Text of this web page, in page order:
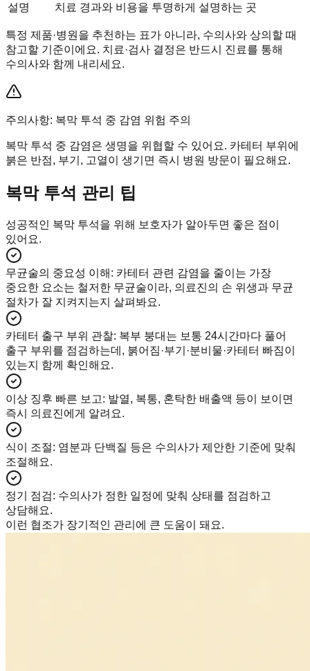
설명
치료 경과와 비용을 투명하게 설명하는 곳
특정 제품·병원을 추천하는 표가 아니라, 수의사와 상의할 때
참고할 기준이에요. 치료·검사 결정은 반드시 진료를 통해
수의사와 함께 내리세요.
주의사항: 복막 투석 중 감염 위험 주의
복막 투석 중 감염은 생명을 위협할 수 있어요. 카테터 부위에
붉은 반점, 부기, 고열이 생기면 즉시 병원 방문이 필요해요.
복막 투석 관리 팁
성공적인 복막 투석을 위해 보호자가 알아두면 좋은 점이
있어요.
무균술의 중요성 이해 : 카테터 관련 감염을 줄이는 가장
중요한 요소는 철저한 무균술이라, 의료진의 손 위생과 무균
절차가 잘 지켜지는지 살펴봐요.
카테터 출구 부위 관찰: 복부 붕대는 보통 24시간마다 풀어
출구 부위를 점검하는데, 붉어짐·부기·분비물·카테터 빠짐이
있는지 함께 확인해요.
이상 징후 빠른 보고: 발열, 복통, 혼탁한 배출액 등이 보이면
즉시 의료진에게 알려요.
식이 조절: 염분과 단백질 등은 수의사가 제안한 기준에 맞춰
조절해요.
정기 점검: 수의사가 정한 일정에 맞춰 상태를 점검하고
상담해요.
이런 협조가 장기적인 관리에 큰 도움이 돼요.